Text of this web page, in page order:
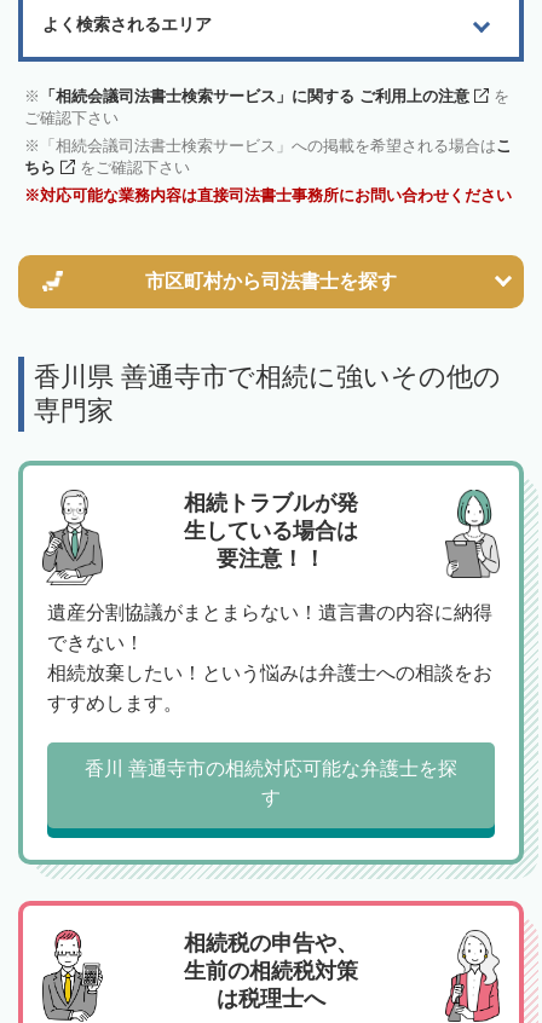
よく検索されるエリア
「相続会議司法書士検索サービス」に関する ご利用上の注意
を
ご確認下さい
「相続会議司法書士検索サービス」への掲載を希望される場合はこ
ちら
をご確認下さい
対応可能な業務内容は直接司法書士事務所にお問い合わせください
市区町村から司法書士を探す
香川県 善通寺市で相続に強いその他の
専門家
相続トラブルが発
生している場合は
要注意！！
遺産分割協議がまとまらない！遺言書の内容に納得
できない！
相続放棄したい！という悩みは弁護士への相談をお
すすめします。
香川 善通寺市の相続対応可能な弁護士を探
す
相続税の申告や、
生前の相続税対策
は税理士へ